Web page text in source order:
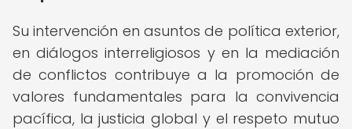
Su intervención en asuntos de política exterior,
en diálogos interreligiosos y en la mediación
de conflictos contribuye a la promoción de
valores fundamentales para la convivencia
pacífica, la justicia global y el respeto mutuo